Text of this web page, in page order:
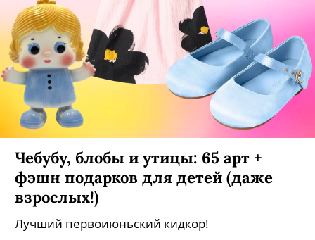
Чебубу, блобы и утицы: 65 арт +
фэшн подарков для детей (даже
взрослых!)
Лучший первоиюньский кидкор!